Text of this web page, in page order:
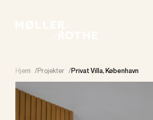
Hjem /Projekter /Privat Villa, København